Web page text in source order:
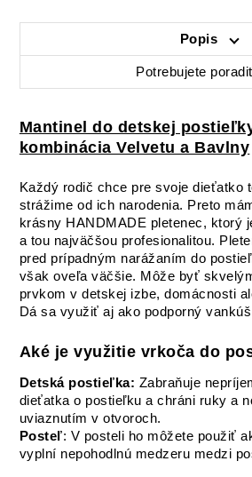
Popis
Potrebujete
Mantinel do detskej
kombinácia Velvetu a Bavlny
Každý rodič chce pre svoje dieťatko
strážime od ich narodenia. Preto
krásny HANDMADE pletenec, ktorý
a tou najväčšou profesionalitou.
pred prípadným narážaním do
však oveľa väčšie. Môže byť
prvkom v detskej izbe, domácnosti
Dá sa využiť aj ako podporný
Aké je využitie vrkoča do
Detská postieľka: Zabraňuje
dieťatka o postieľku a chráni ruky a
uviaznutím v otvoroch.
Posteľ: V posteli ho môžete použiť
vyplní nepohodlnú medzeru medzi